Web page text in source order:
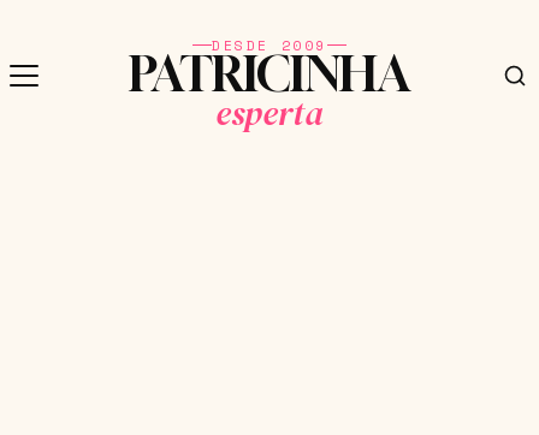
DESDE 2009
PATRICINHA
esperta